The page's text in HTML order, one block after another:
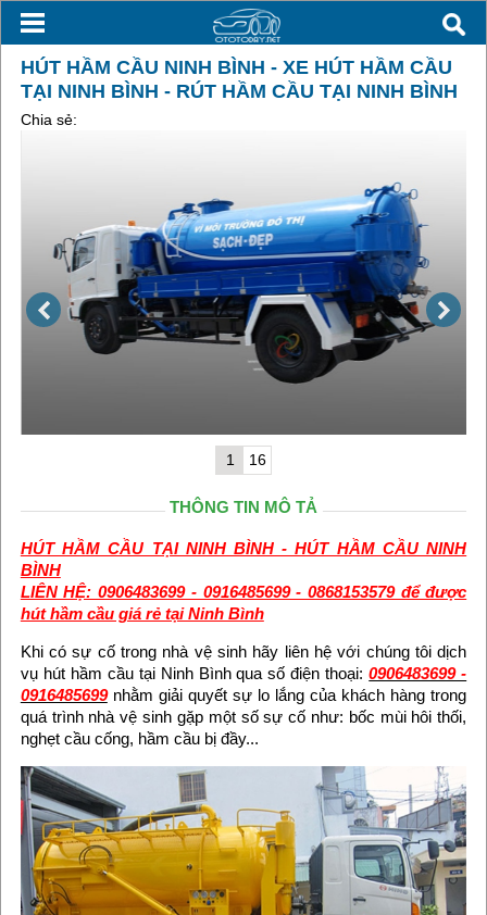
HÚT HẦM CẦU NINH BÌNH - XE HÚT HẦM CẦU
TẠI NINH BÌNH - RÚT HẦM CẦU TẠI NINH BÌNH
Chia sẻ:
1 16
THÔNG TIN MÔ TẢ
HÚT HẦM CẦU TẠI NINH BÌNH - HÚT HẦM CẦU NINH
BÌNH
LIÊN HỆ: 0906483699 - 0916485699 - 0868153579 để được
hút hầm cầu giá rẻ tại Ninh Bình
Khi có sự cố trong nhà vệ sinh hãy liên hệ với chúng tôi dịch
vụ hút hầm cầu tại Ninh Bình qua số điện thoại:0906483699 -
0916485699nhằm giải quyết sự lo lắng của khách hàng trong
quá trình nhà vệ sinh gặp một số sự cố như: bốc mùi hôi thối,
nghẹt cầu cống, hầm cầu bị đầy...